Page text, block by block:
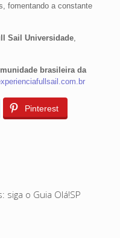
fomentando a constante
Sail Universidade,
brasileira da
Pinterest
o Guia Olá!SP